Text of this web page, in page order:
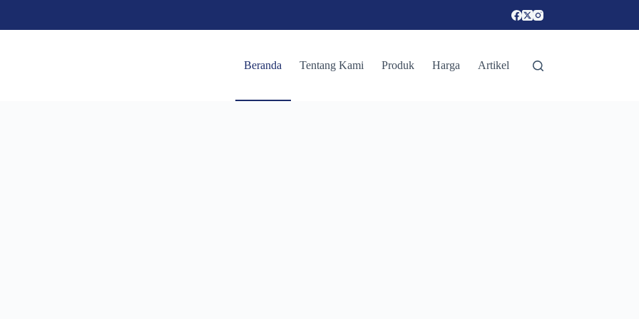
Beranda Tentang Kami Produk Harga Artikel